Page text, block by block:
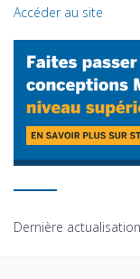
Accéder au site
Dernière